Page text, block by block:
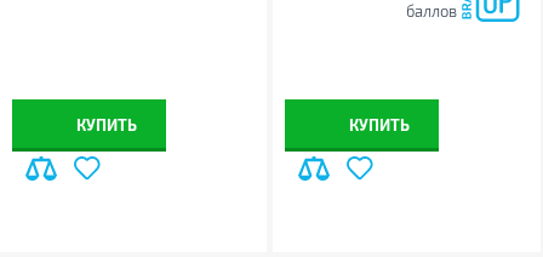
КУПИТЬ
баллов
КУПИТЬ